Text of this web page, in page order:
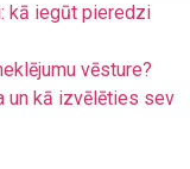
kā iegūt pieredzi
vēsture?
un kā izvēlēties sev